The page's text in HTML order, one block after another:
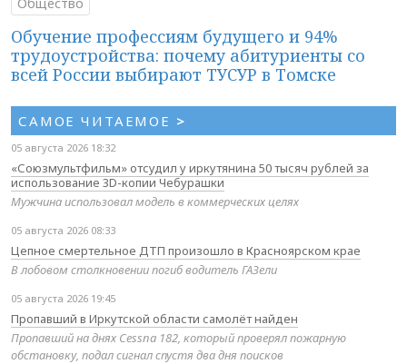
Обучение профессиям будущего и 94%
трудоустройства: почему абитуриенты со
всей России выбирают ТУСУР в Томске
САМОЕ ЧИТАЕМОЕ >
05 августа 2026 18:32
«Союзмультфильм» отсудил у иркутянина 50 тысяч рублей за
использование 3D-копии Чебурашки
Мужчина использовал модель в коммерческих целях
05 августа 2026 08:33
Цепное смертельное ДТП произошло в Красноярском крае
В лобовом столкновении погиб водитель ГАЗели
05 августа 2026 19:45
Пропавший в Иркутской области самолёт найден
Пропавший на днях Cessna 182, который проверял пожарную
обстановку, подал сигнал спустя два дня поисков